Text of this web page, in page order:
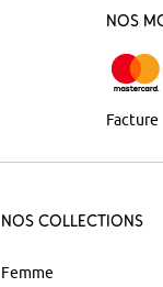
Nos
Facture
Nos Collections
Femme